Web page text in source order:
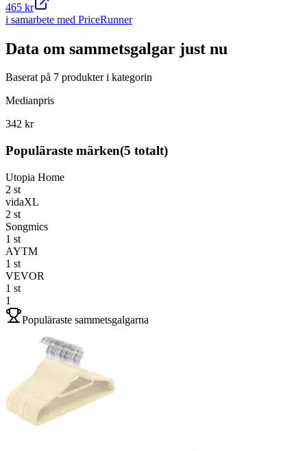
465 kr
i samarbete med PriceRunner
Data om sammetsgalgar just nu
Baserat på 7 produkter i kategorin
Medianpris
342 kr
Populäraste märken(5 totalt)
Utopia Home
2 st
vidaXL
2 st
Songmics
1 st
AYTM
1 st
VEVOR
1 st
1
Populäraste sammetsgalgarna